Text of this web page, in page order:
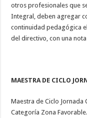
otros profesionales que
Integral, deben agregar
continuidad pedagógica
del directivo, con una
MAESTRA DE CICLO
Maestra de Ciclo Jornada
Categoría Zona